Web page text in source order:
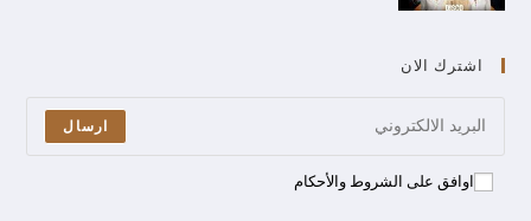
اشترك الان
ارسال
اوافق على الشروط والأحكام